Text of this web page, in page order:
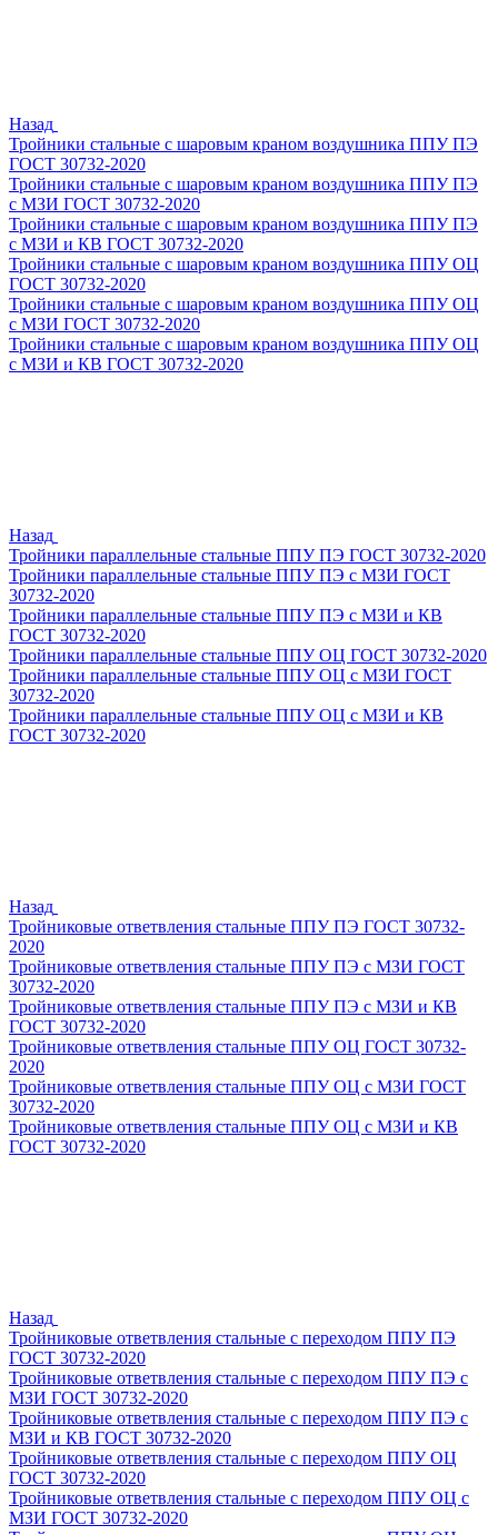
Назад
Тройники стальные с шаровым краном воздушника ППУ ПЭ
ГОСТ 30732-2020
Тройники стальные с шаровым краном воздушника ППУ ПЭ
с МЗИ ГОСТ 30732-2020
Тройники стальные с шаровым краном воздушника ППУ ПЭ
с МЗИ и КВ ГОСТ 30732-2020
Тройники стальные с шаровым краном воздушника ППУ ОЦ
ГОСТ 30732-2020
Тройники стальные с шаровым краном воздушника ППУ ОЦ
с МЗИ ГОСТ 30732-2020
Тройники стальные с шаровым краном воздушника ППУ ОЦ
с МЗИ и КВ ГОСТ 30732-2020
Назад
Тройники параллельные стальные ППУ ПЭ ГОСТ 30732-2020
Тройники параллельные стальные ППУ ПЭ с МЗИ ГОСТ
30732-2020
Тройники параллельные стальные ППУ ПЭ с МЗИ и КВ
ГОСТ 30732-2020
Тройники параллельные стальные ППУ ОЦ ГОСТ 30732-2020
Тройники параллельные стальные ППУ ОЦ с МЗИ ГОСТ
30732-2020
Тройники параллельные стальные ППУ ОЦ с МЗИ и КВ
ГОСТ 30732-2020
Назад
Тройниковые ответвления стальные ППУ ПЭ ГОСТ 30732-
2020
Тройниковые ответвления стальные ППУ ПЭ с МЗИ ГОСТ
30732-2020
Тройниковые ответвления стальные ППУ ПЭ с МЗИ и КВ
ГОСТ 30732-2020
Тройниковые ответвления стальные ППУ ОЦ ГОСТ 30732-
2020
Тройниковые ответвления стальные ППУ ОЦ с МЗИ ГОСТ
30732-2020
Тройниковые ответвления стальные ППУ ОЦ с МЗИ и КВ
ГОСТ 30732-2020
Назад
Тройниковые ответвления стальные с переходом ППУ ПЭ
ГОСТ 30732-2020
Тройниковые ответвления стальные с переходом ППУ ПЭ с
МЗИ ГОСТ 30732-2020
Тройниковые ответвления стальные с переходом ППУ ПЭ с
МЗИ и КВ ГОСТ 30732-2020
Тройниковые ответвления стальные с переходом ППУ ОЦ
ГОСТ 30732-2020
Тройниковые ответвления стальные с переходом ППУ ОЦ с
МЗИ ГОСТ 30732-2020